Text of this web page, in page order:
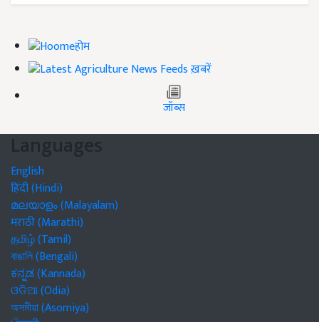
होम
ख़बरें
जॉब्स
Languages
English
हिंदी (Hindi)
മലയാളം (Malayalam)
मराठी (Marathi)
தமிழ் (Tamil)
বাঙালি (Bengali)
ಕನ್ನಡ (Kannada)
ଓଡିଆ (Odia)
অসমীয়া (Asomiya)